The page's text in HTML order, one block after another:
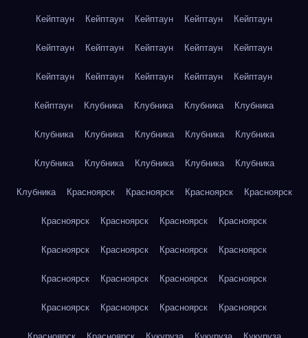
Кейптаун Кейптаун Кейптаун Кейптаун Кейптаун
Кейптаун Кейптаун Кейптаун Кейптаун Кейптаун
Кейптаун Кейптаун Кейптаун Кейптаун Кейптаун
Кейптаун Клубника Клубника Клубника Клубника
Клубника Клубника Клубника Клубника Клубника
Клубника Клубника Клубника Клубника Клубника
Клубника Красноярск Красноярск Красноярск Красноярск
Красноярск Красноярск Красноярск Красноярск
Красноярск Красноярск Красноярск Красноярск
Красноярск Красноярск Красноярск Красноярск
Красноярск Красноярск Красноярск Красноярск